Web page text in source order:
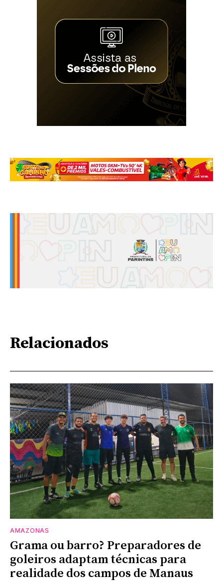
Relacionados
AMAZONAS
Grama ou barro? Preparadores de
goleiros adaptam técnicas para
realidade dos campos de Manaus